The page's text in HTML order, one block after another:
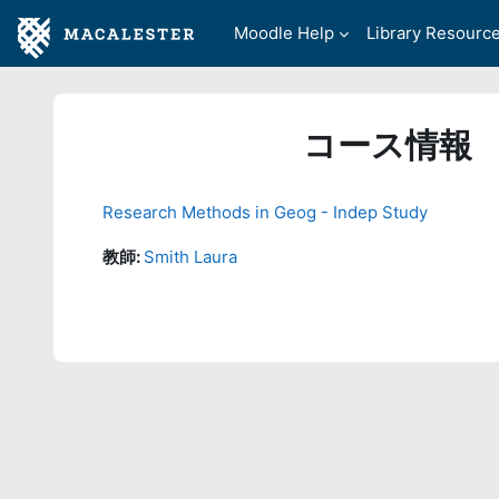
Moodle Help
Library
コース情報
Research Methods in Geog - Indep Study
教師: Smith Laura